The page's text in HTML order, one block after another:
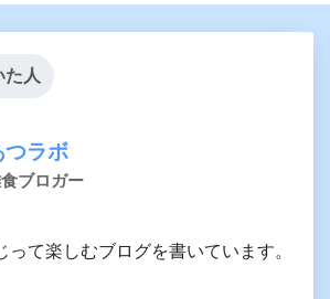
た人
つラボ
ブロガー
って楽しむブログを書いています。